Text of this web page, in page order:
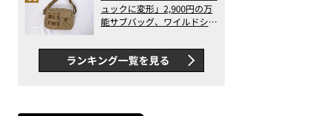
ュックに変形」2,900円の万
能サブバッグ、ワイルドシン
録…ほか【休日バッグの人気
記事ランキングベスト3】
（2026年6月版）
ランキング一覧を見る